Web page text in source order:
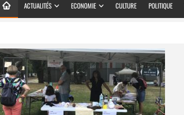
ACTUALITÉS ECONOMIE CULTURE POLITIQUE